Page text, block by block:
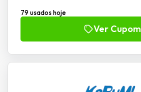
79 usados hoje
Ver Cupom